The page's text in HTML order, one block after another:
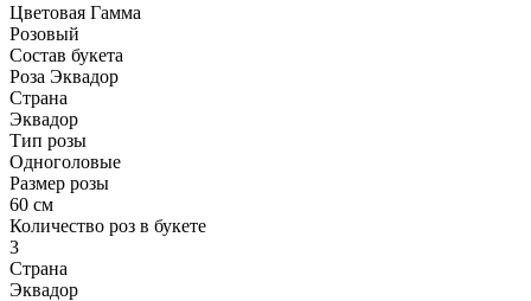
Цветовая Гамма
Розовый
Состав букета
Роза Эквадор
Страна
Эквадор
Тип розы
Одноголовые
Размер розы
60 см
Количество роз в букете
3
Страна
Эквадор